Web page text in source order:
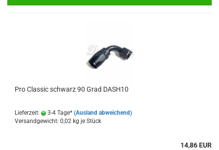
Pro Clas­sic schwarz 90 Grad DASH10
Lieferzeit: 3-4 Tage* (Ausland abweichend)
Versandgewicht: 0,02 kg je Stück
14,86 EUR